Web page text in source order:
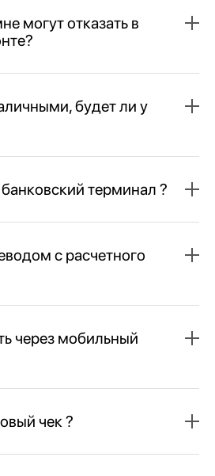
могут отказать в
будет ли у
терминал ?
с расчетного
через мобильный
чек ?